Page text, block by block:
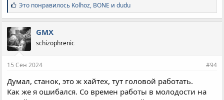
С
и
м
п
а
т
и
и
:
Это понравилось Kolhoz, BONE иdudu
GMX
schizophrenic
15 Сен 2024 #94
Думал, станок, это ж хайтех, тут головой работать.
Как же я ошибался. Со времен работы в молодости на